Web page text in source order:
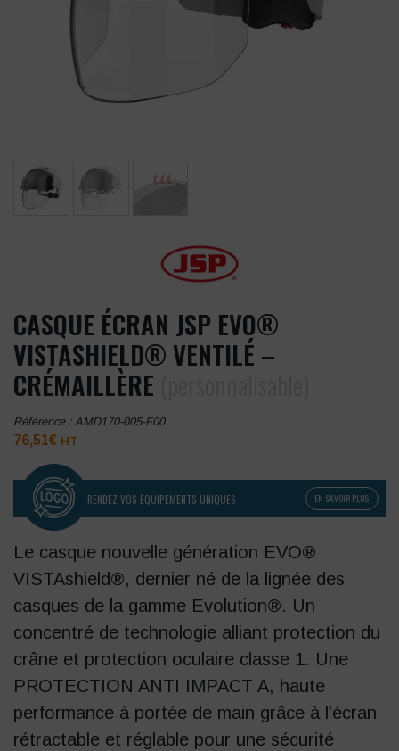
CASQUE ÉCRAN JSP EVO®
VISTASHIELD® VENTILÉ –
CRÉMAILLÈRE
Référence : AMD170-005-F00
76,51€ HT
RENDEZ VOS ÉQUIPEMENTS UNIQUES EN SAVOIR PLUS
Le casque nouvelle génération EVO®
VISTAshield®, dernier né de la lignée des
casques de la gamme Evolution®. Un
concentré de technologie alliant protection du
crâne et protection oculaire classe 1. Une
PROTECTION ANTI IMPACT A, haute
performance à portée de main grâce à l’écran
rétractable et réglable pour une sécurité